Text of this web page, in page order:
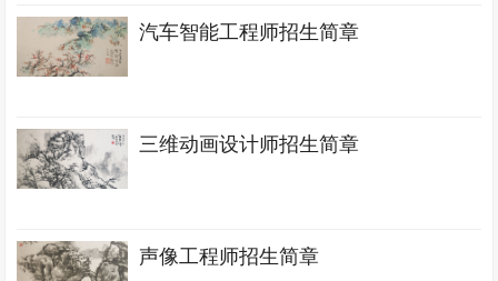
汽车智能工程师招生简章
三维动画设计师招生简章
声像工程师招生简章